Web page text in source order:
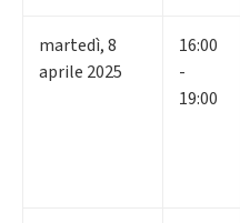
martedì,8
aprile 2025
16:00
-
19:00